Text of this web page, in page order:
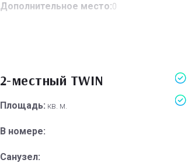
Дополнительное место:0
2-местный TWIN
Площадь: кв. м.
В номере:
Санузел: